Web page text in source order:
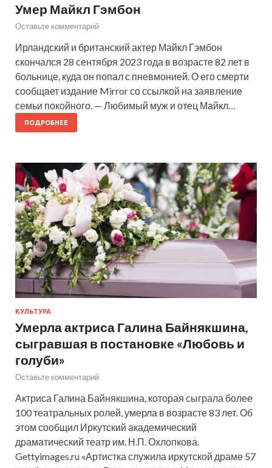
Умер Майкл Гэмбон
Оставьте комментарий
Ирландский и британский актер Майкл Гэмбон
скончался 28 сентября 2023 года в возрасте 82 лет в
больнице, куда он попал с пневмонией. О его смерти
сообщает издание Mirror со ссылкой на заявление
семьи покойного. — Любимый муж и отец Майкл…
ПОДРОБНЕЕ
КУЛЬТУРА
Умерла актриса Галина Байнякшина,
сыгравшая в постановке «Любовь и
голуби»
Оставьте комментарий
Актриса Галина Байнякшина, которая сыграла более
100 театральных ролей, умерла в возрасте 83 лет. Об
этом сообщил Иркутский академический
драматический театр им. Н.П. Охлопкова.
Gettyimages.ru «Артистка служила иркутской драме 57